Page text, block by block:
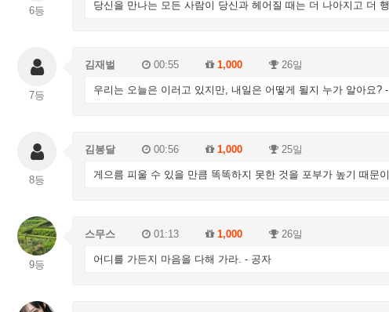
6등 당신을 만나는 모든 사람이 당신과 헤어질 때는 더 나아지고 더
7등
김재벌 00:55 1,000 26일
우리는 오늘은 이러고 있지만, 내일은 어떻게 될지 누가 알아요?
8등
김봉달 00:56 1,000 25일
게으름 피울 수 있을 만큼 똑똑하지 못한 것을 포부가 높기 때문
9등
스무스 01:13 1,000 26일
어디를 가든지 마음을 다해 가라. - 공자